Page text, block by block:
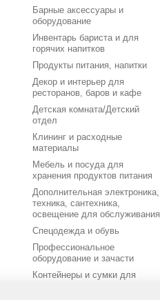
Барные аксессуары и
оборудование
Инвентарь бариста и для
горячих напитков
Продукты питания, напитки
Декор и интерьер для
ресторанов, баров и кафе
Детская комната/Детский
отдел
Клининг и расходные
материалы
Мебель и посуда для
хранения продуктов питания
Дополнительная электроника,
техника, сантехника,
освещение для обслуживания
Спецодежда и обувь
Профессиональное
оборудование и зачасти
Контейнеры и сумки для